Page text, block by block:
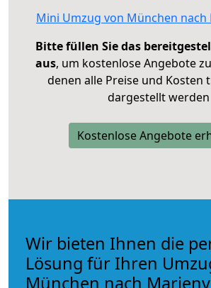
Mini Umzug von München
Bitte füllen Sie das
aus, um kostenlose Angebote
denen alle Preise und Kosten
dargestellt werden
Kostenlose Angebote
Wir bieten Ihnen die
Lösung für Ihren
München nach